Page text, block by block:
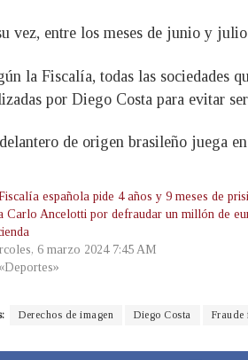
vez, entre los meses de junio y
la Fiscalía, todas las sociedades
por Diego Costa para evitar
de origen brasileño juega
española pide 4 años y 9 meses de
Carlo Ancelotti por defraudar un millón de
6 marzo 2024 7:45 AM
Derechos de imagen Diego Costa